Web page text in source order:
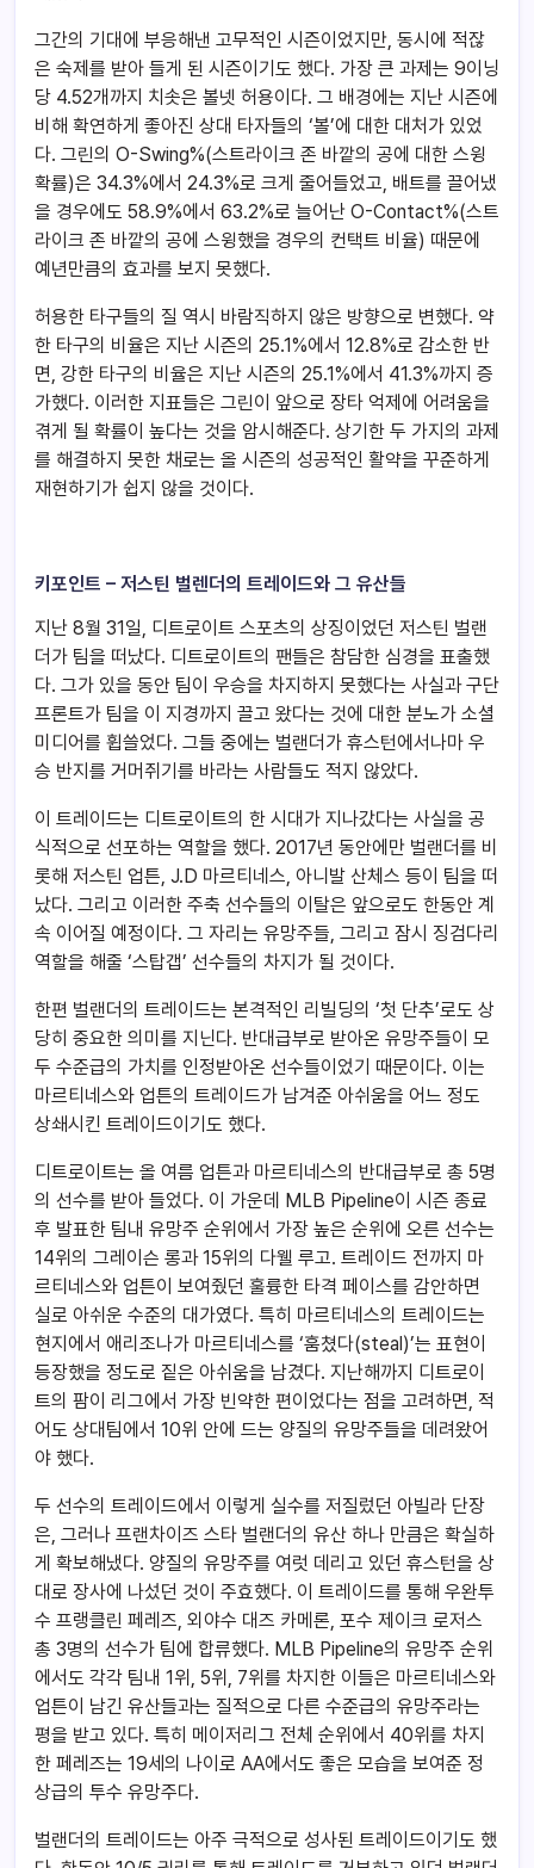
그간의 기대에 부응해낸 고무적인 시즌이었지만, 동시에 적잖
은 숙제를 받아 들게 된 시즌이기도 했다. 가장 큰 과제는 9이닝
당 4.52개까지 치솟은 볼넷 허용이다. 그 배경에는 지난 시즌에
비해 확연하게 좋아진 상대 타자들의 ‘볼’에 대한 대처가 있었
다. 그린의 O-Swing%(스트라이크 존 바깥의 공에 대한 스윙
확률)은 34.3%에서 24.3%로 크게 줄어들었고, 배트를 끌어냈
을 경우에도 58.9%에서 63.2%로 늘어난 O-Contact%(스트
라이크 존 바깥의 공에 스윙했을 경우의 컨택트 비율) 때문에
예년만큼의 효과를 보지 못했다.
허용한 타구들의 질 역시 바람직하지 않은 방향으로 변했다. 약
한 타구의 비율은 지난 시즌의 25.1%에서 12.8%로 감소한 반
면, 강한 타구의 비율은 지난 시즌의 25.1%에서 41.3%까지 증
가했다. 이러한 지표들은 그린이 앞으로 장타 억제에 어려움을
겪게 될 확률이 높다는 것을 암시해준다. 상기한 두 가지의 과제
를 해결하지 못한 채로는 올 시즌의 성공적인 활약을 꾸준하게
재현하기가 쉽지 않을 것이다.
키포인트 – 저스틴 벌렌더의 트레이드와 그 유산들
지난 8월 31일, 디트로이트 스포츠의 상징이었던 저스틴 벌랜
더가 팀을 떠났다. 디트로이트의 팬들은 참담한 심경을 표출했
다. 그가 있을 동안 팀이 우승을 차지하지 못했다는 사실과 구단
프론트가 팀을 이 지경까지 끌고 왔다는 것에 대한 분노가 소셜
미디어를 휩쓸었다. 그들 중에는 벌랜더가 휴스턴에서나마 우
승 반지를 거머쥐기를 바라는 사람들도 적지 않았다.
이 트레이드는 디트로이트의 한 시대가 지나갔다는 사실을 공
식적으로 선포하는 역할을 했다. 2017년 동안에만 벌랜더를 비
롯해 저스틴 업튼, J.D 마르티네스, 아니발 산체스 등이 팀을 떠
났다. 그리고 이러한 주축 선수들의 이탈은 앞으로도 한동안 계
속 이어질 예정이다. 그 자리는 유망주들, 그리고 잠시 징검다리
역할을 해줄 ‘스탑갭’ 선수들의 차지가 될 것이다.
한편 벌랜더의 트레이드는 본격적인 리빌딩의 ‘첫 단추’로도 상
당히 중요한 의미를 지닌다. 반대급부로 받아온 유망주들이 모
두 수준급의 가치를 인정받아온 선수들이었기 때문이다. 이는
마르티네스와 업튼의 트레이드가 남겨준 아쉬움을 어느 정도
상쇄시킨 트레이드이기도 했다.
디트로이트는 올 여름 업튼과 마르티네스의 반대급부로 총 5명
의 선수를 받아 들었다. 이 가운데 MLB Pipeline이 시즌 종료
후 발표한 팀내 유망주 순위에서 가장 높은 순위에 오른 선수는
14위의 그레이슨 롱과 15위의 다웰 루고. 트레이드 전까지 마
르티네스와 업튼이 보여줬던 훌륭한 타격 페이스를 감안하면
실로 아쉬운 수준의 대가였다. 특히 마르티네스의 트레이드는
현지에서 애리조나가 마르티네스를 ‘훔쳤다(steal)’는 표현이
등장했을 정도로 짙은 아쉬움을 남겼다. 지난해까지 디트로이
트의 팜이 리그에서 가장 빈약한 편이었다는 점을 고려하면, 적
어도 상대팀에서 10위 안에 드는 양질의 유망주들을 데려왔어
야 했다.
두 선수의 트레이드에서 이렇게 실수를 저질렀던 아빌라 단장
은, 그러나 프랜차이즈 스타 벌랜더의 유산 하나 만큼은 확실하
게 확보해냈다. 양질의 유망주를 여럿 데리고 있던 휴스턴을 상
대로 장사에 나섰던 것이 주효했다. 이 트레이드를 통해 우완투
수 프랭클린 페레즈, 외야수 대즈 카메론, 포수 제이크 로저스
총 3명의 선수가 팀에 합류했다. MLB Pipeline의 유망주 순위
에서도 각각 팀내 1위, 5위, 7위를 차지한 이들은 마르티네스와
업튼이 남긴 유산들과는 질적으로 다른 수준급의 유망주라는
평을 받고 있다. 특히 메이저리그 전체 순위에서 40위를 차지
한 페레즈는 19세의 나이로 AA에서도 좋은 모습을 보여준 정
상급의 투수 유망주다.
벌랜더의 트레이드는 아주 극적으로 성사된 트레이드이기도 했